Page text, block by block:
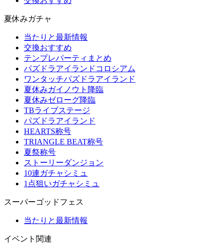
夏休みガチャ
当たりと最新情報
交換おすすめ
テンプレパーティまとめ
パズドラアイランドコロシアム
ワンタッチパズドラアイランド
夏休みガイノウト降臨
夏休みゼローグ降臨
TBライブステージ
パズドラアイランド
HEARTS称号
TRIANGLE BEAT称号
夏祭称号
ストーリーダンジョン
10連ガチャシミュ
1点狙いガチャシミュ
スーパーゴッドフェス
当たりと最新情報
イベント関連